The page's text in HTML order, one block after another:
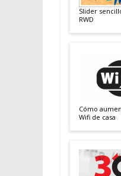
Slider
RWD
Cómo
Wifi de casa